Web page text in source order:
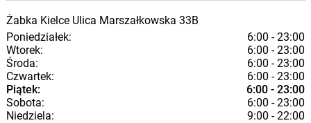
Żabka Kielce Ulica Marszałkowska 33B
Poniedziałek:
6:00 - 23:00
Wtorek:
6:00 - 23:00
Środa:
6:00 - 23:00
Czwartek:
6:00 - 23:00
Piątek:
6:00 - 23:00
Sobota:
6:00 - 23:00
Niedziela:
9:00 - 22:00